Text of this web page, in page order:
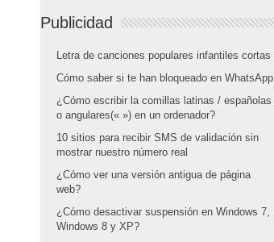
Publicidad
Letra de canciones populares infantiles cortas
Cómo saber si te han bloqueado en WhatsApp
¿Cómo escribir la comillas latinas / españolas
o angulares(« ») en un ordenador?
10 sitios para recibir SMS de validación sin
mostrar nuestro número real
¿Cómo ver una versión antigua de página
web?
¿Cómo desactivar suspensión en Windows 7,
Windows 8 y XP?